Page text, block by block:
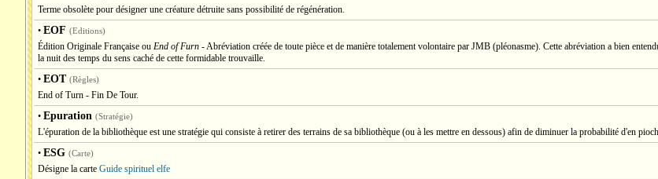
Terme obsolète pour désigner une créature détruite sans possibilité de régénération.
• EOF (Editions)
Édition Originale Française ou End of Furn - Abréviation créée de toute pièce et de manière totalement volontaire par JMB (pléonasme). Cette abréviation a bien
la nuit des temps du sens caché de cette formidable trouvaille.
• EOT (Règles)
End of Turn - Fin De Tour.
• Epuration (Stratégie)
L'épuration de la bibliothèque est une stratégie qui consiste à retirer des terrains de sa bibliothèque (ou à les mettre en dessous) afin de diminuer la probabilité d'en
• ESG (Carte)
Désigne la carte Guide spirituel elfe